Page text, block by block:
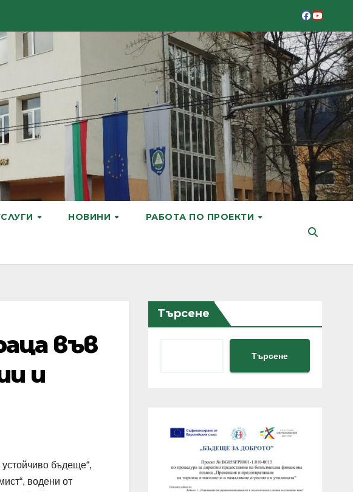
НОВИНИ РАБОТА ПО ПРОЕКТИ
във
и
бъдеще“,
водени от
Търсене
Търсене